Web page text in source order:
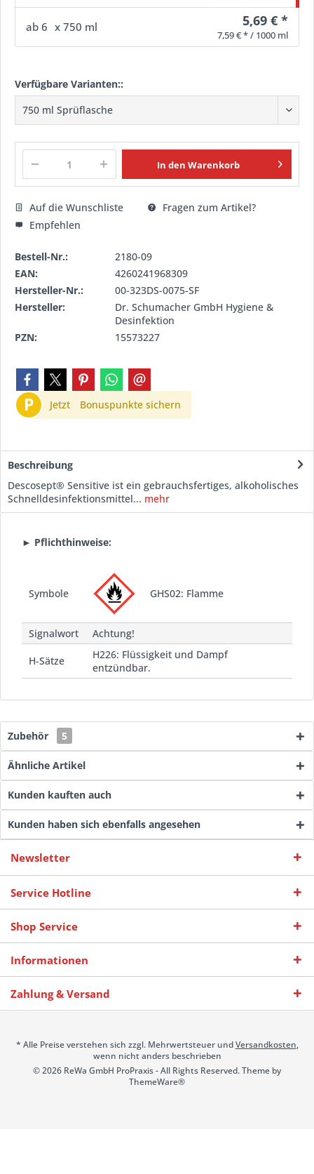
ab 6 x 750 ml 5,69 € *
7,59 € * / 1000 ml
Verfügbare Varianten::
In den Warenkorb
Auf die Wunschliste
Fragen zum Artikel?
Empfehlen
Bestell-Nr.:
2180-09
EAN:
4260241968309
Hersteller-Nr.:
00-323DS-0075-SF
Hersteller:
Dr. Schumacher GmbH Hygiene &
Desinfektion
PZN:
15573227
P Jetzt Bonuspunkte sichern
Beschreibung
Descosept® Sensitive ist ein gebrauchsfertiges, alkoholisches
Schnelldesinfektionsmittel... mehr
► Pflichthinweise:
Symbole GHS02: Flamme
Signalwort Achtung!
H-Sätze
H226: Flüssigkeit und Dampf
entzündbar.
Zubehör 5
Ähnliche Artikel
Kunden kauften auch
Kunden haben sich ebenfalls angesehen
Newsletter
Service Hotline
Shop Service
Informationen
Zahlung & Versand
* Alle Preise verstehen sich zzgl. Mehrwertsteuer undVersandkosten,
wenn nicht anders beschrieben
© 2026 ReWa GmbH ProPraxis - All Rights Reserved. Theme by
ThemeWare®